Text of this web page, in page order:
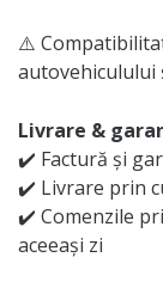
⚠️
autovehiculului
Livrare &
✔️ Factură și
✔️ Livrare prin
✔️ Comenzile
aceeași zi